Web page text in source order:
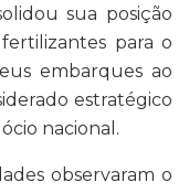
sua posição
para o
embarques ao
estratégico
nacional.
observaram o